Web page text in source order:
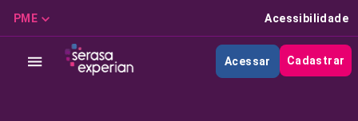
PME Acessibilidade
Acessar Cadastrar